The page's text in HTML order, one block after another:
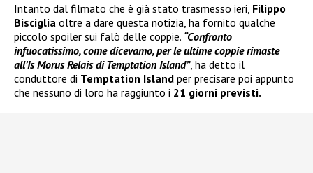
Intanto dal filmato che è già stato trasmesso ieri, Filippo
Bisciglia oltre a dare questa notizia, ha fornito qualche
piccolo spoiler sui falò delle coppie. “Confronto
infuocatissimo, come dicevamo, per le ultime coppie rimaste
all’Is Morus Relais di Temptation Island”, ha detto il
conduttore di Temptation Island per precisare poi appunto
che nessuno di loro ha raggiunto i 21 giorni previsti.